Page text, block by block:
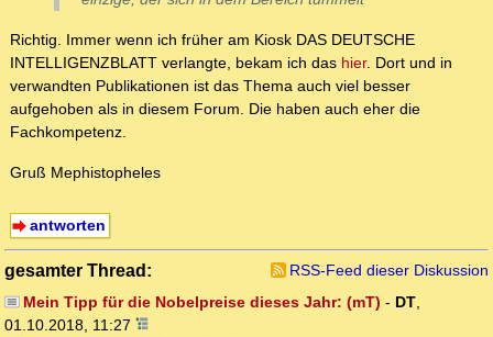
Richtig. Immer wenn ich früher am Kiosk DAS DEUTSCHE
INTELLIGENZBLATT verlangte, bekam ich das hier. Dort und in
verwandten Publikationen ist das Thema auch viel besser
aufgehoben als in diesem Forum. Die haben auch eher die
Fachkompetenz.
Gruß Mephistopheles
antworten
gesamter Thread:
RSS-Feed dieser Diskussion
Mein Tipp für die Nobelpreise dieses Jahr: (mT) - DT,
01.10.2018, 11:27